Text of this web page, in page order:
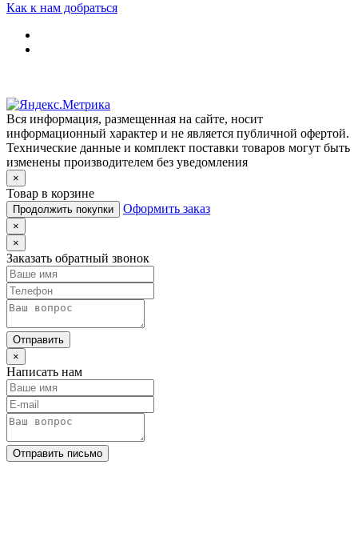
Как к нам добраться
Вся информация, размещенная на сайте, носит
информационный характер и не является публичной офертой.
Технические данные и комплект поставки товаров могут быть
изменены производителем без уведомления
×
Товар в корзине
Продолжить покупки Оформить заказ
×
×
Заказать обратный звонок
Отправить
×
Написать нам
Отправить письмо